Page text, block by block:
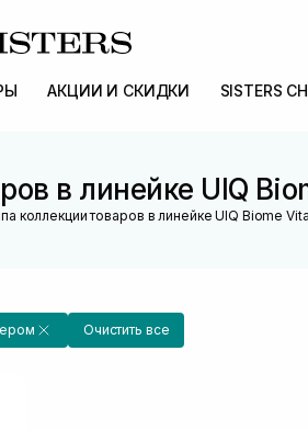
АКЦИИ И СКИДКИ SISTERS
в линейке UIQ
коллекции товаров в линейке UIQ Biome
Очистить все